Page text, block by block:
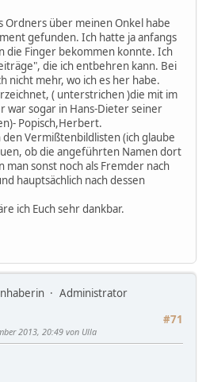
Ordners über meinen Onkel habe
gefunden. Ich hatte ja anfangs
die Finger bekommen konnte. Ich
die ich entbehren kann. Bei
nicht mehr, wo ich es her habe.
( unterstrichen )die mit im
war sogar in Hans-Dieter seiner
Popisch,Herbert.
Vermißtenbildlisten (ich glaube
ob die angeführten Namen dort
man sonst noch als Fremder nach
hauptsächlich nach dessen
ich Euch sehr dankbar.
Administrator
#71
2013, 20:49 von Ulla